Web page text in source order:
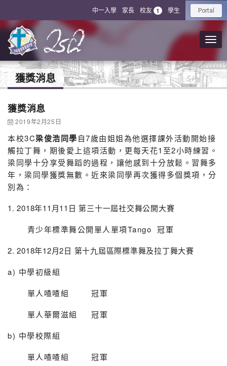
中一入學 家長 校友 1 學生 Portal
獲獎消息
獲獎消息
2019年2月25日
本校3C梁俊浩同學自7歲由姐姐為他選擇課外活動開始接
觸拉丁舞，期後愛上這項活動，更每天花1至2小時練習。
梁同學十分享受舞蹈的過程，讓他感到十分放鬆。習舞多
年，梁同學獲獎無數。近來梁同學再次獲得多個獎項，分
別為：
1. 2018年11月11日 第三十一屆社交舞公開大賽
青少年標準舞公開單人單項Tango 冠軍
2. 2018年12月2日 第十九屆區際標準舞及拉丁舞大賽
a) 中學初級組
單人喳喳組 冠軍
單人華爾滋組 冠軍
b) 中學校際組
單人喳喳組 冠軍